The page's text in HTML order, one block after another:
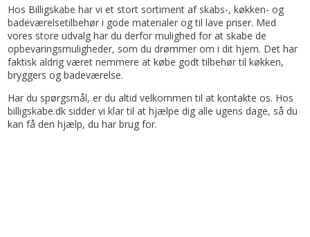
Hos Billigskabe har vi et stort sortiment af skabs-, køkken- og
badeværelsetilbehør i gode materialer og til lave priser. Med
vores store udvalg har du derfor mulighed for at skabe de
opbevaringsmuligheder, som du drømmer om i dit hjem. Det har
faktisk aldrig været nemmere at købe godt tilbehør til køkken,
bryggers og badeværelse.
Har du spørgsmål, er du altid velkommen til at kontakte os. Hos
billigskabe.dk sidder vi klar til at hjælpe dig alle ugens dage, så du
kan få den hjælp, du har brug for.